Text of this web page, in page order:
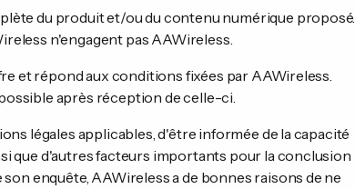
du produit et/ou du contenu numérique proposé.
n'engagent pas AAWireless.
et répond aux conditions fixées par AAWireless.
après réception de celle-ci.
légales applicables, d'être informée de la capacité
que d'autres facteurs importants pour la conclusion
enquête, AAWireless a de bonnes raisons de ne